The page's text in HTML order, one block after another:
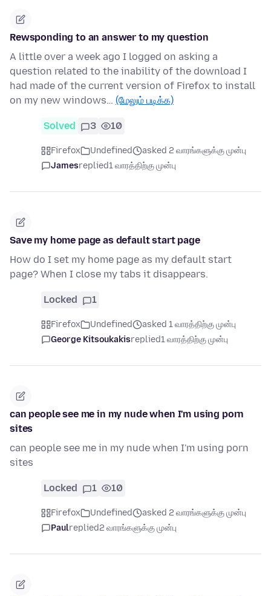
Rewsponding to an answer to my question
A little over a week ago I logged on asking a
question related to the inability of the download I
had made of the current version of Firefox to install
on my new windows… (மேலும் படிக்க)
Solved 3 10
Firefox Undefined
asked 2 வாரங்களுக்கு முன்பு
Jamesreplied1 வாரத்திற்கு முன்பு
Save my home page as default start page
How do I set my home page as my default start
page? When I close my tabs it disappears.
Locked 1
Firefox Undefined
asked 1 வாரத்திற்கு முன்பு
George Kitsoukakisreplied1 வாரத்திற்கு முன்பு
can people see me in my nude when I'm using porn
sites
can people see me in my nude when I'm using porn
sites
Locked 1 10
Firefox Undefined
asked 2 வாரங்களுக்கு முன்பு
Paulreplied2 வாரங்களுக்கு முன்பு